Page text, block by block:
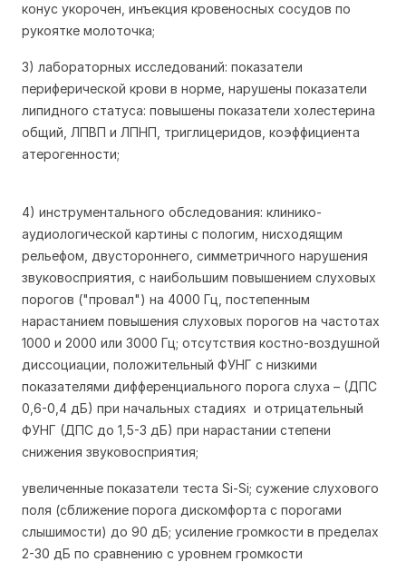
конус укорочен, инъекция кровеносных сосудов по
рукоятке молоточка;
3) лабораторных исследований: показатели
периферической крови в норме, нарушены показатели
липидного статуса: повышены показатели холестерина
общий, ЛПВП и ЛПНП, триглицеридов, коэффициента
атерогенности;
4) инструментального обследования: клинико-
аудиологической картины с пологим, нисходящим
рельефом, двустороннего, симметричного нарушения
звуковосприятия, с наибольшим повышением слуховых
порогов ("провал") на 4000 Гц, постепенным
нарастанием повышения слуховых порогов на частотах
1000 и 2000 или 3000 Гц; отсутствия костно-воздушной
диссоциации, положительный ФУНГ с низкими
показателями дифференциального порога слуха – (ДПС
0,6-0,4 дБ) при начальных стадиях и отрицательный
ФУНГ (ДПС до 1,5-3 дБ) при нарастании степени
снижения звуковосприятия;
увеличенные показатели теста Si-Si; сужение слухового
поля (сближение порога дискомфорта с порогами
слышимости) до 90 дБ; усиление громкости в пределах
2-30 дБ по сравнению с уровнем громкости